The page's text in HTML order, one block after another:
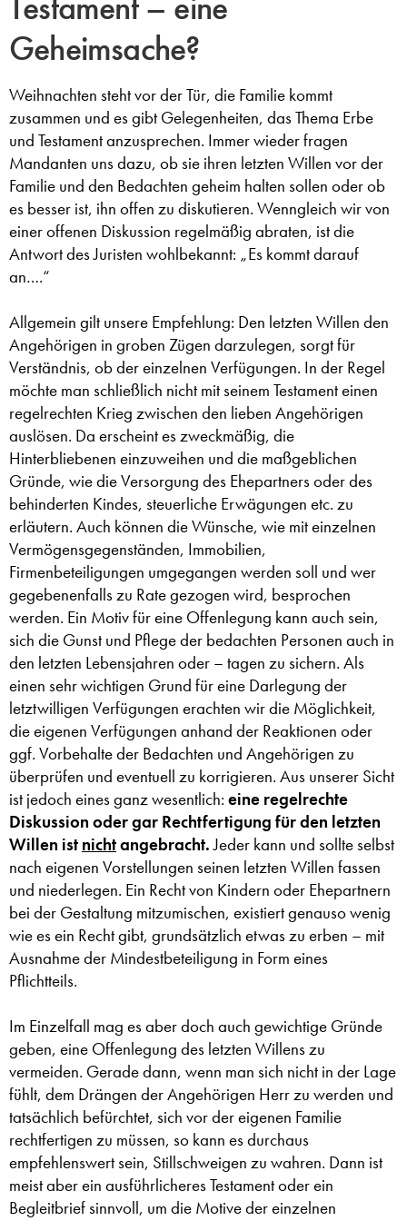
Geheimsache?
Weihnachten steht vor der Tür, die Familie kommt
zusammen und es gibt Gelegenheiten, das Thema Erbe
und Testament anzusprechen. Immer wieder fragen
Mandanten uns dazu, ob sie ihren letzten Willen vor der
Familie und den Bedachten geheim halten sollen oder ob
es besser ist, ihn offen zu diskutieren. Wenngleich wir von
einer offenen Diskussion regelmäßig abraten, ist die
Antwort des Juristen wohlbekannt: „Es kommt darauf
an….“
Allgemein gilt unsere Empfehlung: Den letzten Willen den
Angehörigen in groben Zügen darzulegen, sorgt für
Verständnis, ob der einzelnen Verfügungen. In der Regel
möchte man schließlich nicht mit seinem Testament einen
regelrechten Krieg zwischen den lieben Angehörigen
auslösen. Da erscheint es zweckmäßig, die
Hinterbliebenen einzuweihen und die maßgeblichen
Gründe, wie die Versorgung des Ehepartners oder des
behinderten Kindes, steuerliche Erwägungen etc. zu
erläutern. Auch können die Wünsche, wie mit einzelnen
Vermögensgegenständen, Immobilien,
Firmenbeteiligungen umgegangen werden soll und wer
gegebenenfalls zu Rate gezogen wird, besprochen
werden. Ein Motiv für eine Offenlegung kann auch sein,
sich die Gunst und Pflege der bedachten Personen auch in
den letzten Lebensjahren oder – tagen zu sichern. Als
einen sehr wichtigen Grund für eine Darlegung der
letztwilligen Verfügungen erachten wir die Möglichkeit,
die eigenen Verfügungen anhand der Reaktionen oder
ggf. Vorbehalte der Bedachten und Angehörigen zu
überprüfen und eventuell zu korrigieren. Aus unserer Sicht
ist jedoch eines ganz wesentlich: eine regelrechte
Diskussion oder gar Rechtfertigung für den letzten
Willen ist nichtangebracht.Jeder kann und sollte selbst
nach eigenen Vorstellungen seinen letzten Willen fassen
und niederlegen. Ein Recht von Kindern oder Ehepartnern
bei der Gestaltung mitzumischen, existiert genauso wenig
wie es ein Recht gibt, grundsätzlich etwas zu erben – mit
Ausnahme der Mindestbeteiligung in Form eines
Pflichtteils.
Im Einzelfall mag es aber doch auch gewichtige Gründe
geben, eine Offenlegung des letzten Willens zu
vermeiden. Gerade dann, wenn man sich nicht in der Lage
fühlt, dem Drängen der Angehörigen Herr zu werden und
tatsächlich befürchtet, sich vor der eigenen Familie
rechtfertigen zu müssen, so kann es durchaus
empfehlenswert sein, Stillschweigen zu wahren. Dann ist
meist aber ein ausführlicheres Testament oder ein
Begleitbrief sinnvoll, um die Motive der einzelnen